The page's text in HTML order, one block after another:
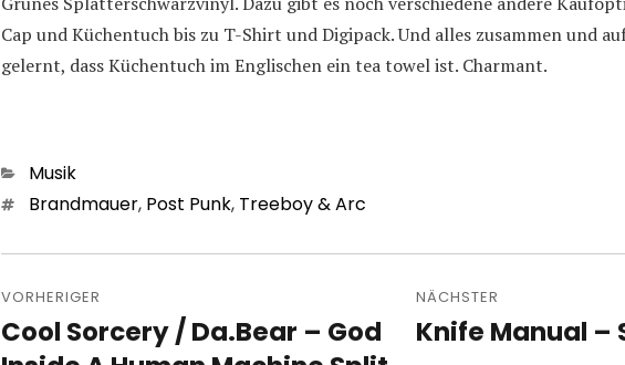
Cap und Küchentuch bis zu T-Shirt und Digipack. Und alles zusammen und
gelernt, dass Küchentuch im Englischen ein tea towel ist. Charmant.
Kategorien
Musik
Schlagwörter
Brandmauer, Post Punk, Treeboy & Arc
VORHERIGER
Vorheriger
Cool Sorcery / Da.Bear – God
NÄCHSTER
Nächster
Knife Manual –